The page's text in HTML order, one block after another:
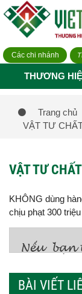
Các chi nhánh
THƯƠNG
Trang chủ
VẬT TƯ
VẬT TƯ
KHÔNG dùng
chịu phạt 300
BÀI VIẾT